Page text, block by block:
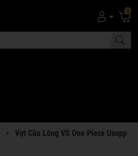
0
Vợt Cầu Lông VS One Piece Usopp